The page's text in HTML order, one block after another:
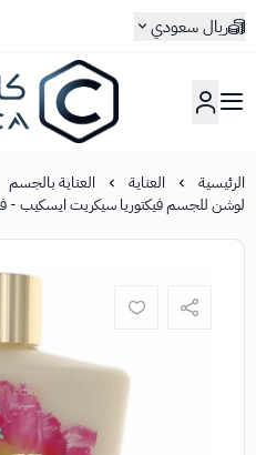
ريال سعودي
كلاسيكا
الرئيسية العناية
العناية بالجسم
لوشن للجسم فيكتوريا سيكريت ايسكيب -